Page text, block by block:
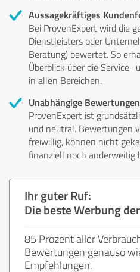
Aussagekräftiges
Bei ProvenExpert wird die
Dienstleisters oder
Beratung) bewertet. So
Überblick über die
in allen Bereichen.
Unabhängige Bewertungen
ProvenExpert ist
und neutral. Bewertungen
freiwillig, können nicht
finanziell noch anderweitig
Ihr guter Ruf:
Die beste Werbung
85 Prozent aller
Bewertungen genauso
Empfehlungen.